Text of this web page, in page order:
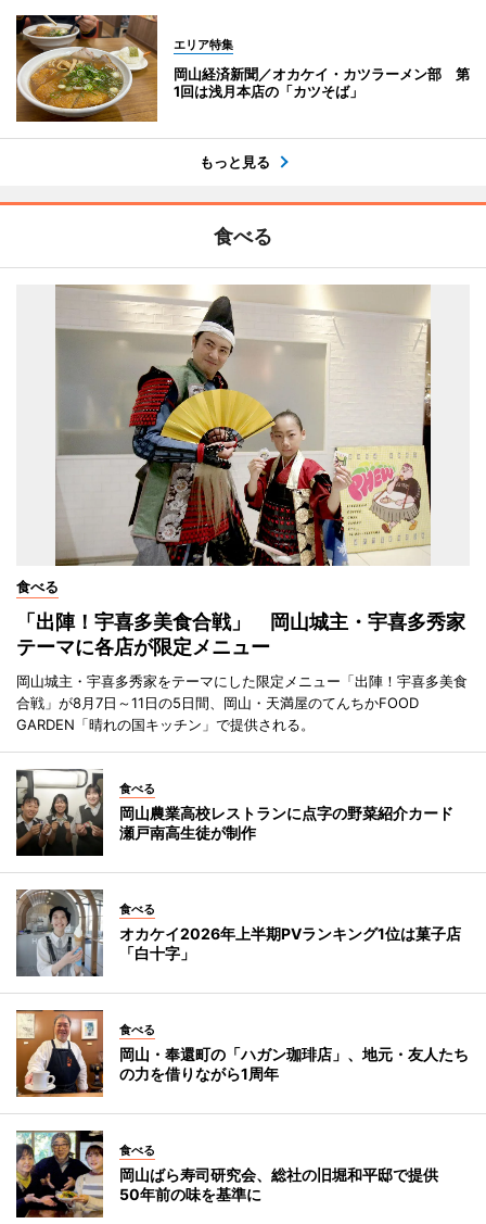
エリア特集
岡山経済新聞／オカケイ・カツラーメン部 第
1回は浅月本店の「カツそば」
もっと見る
食べる
食べる
「出陣！宇喜多美食合戦」 岡山城主・宇喜多秀家
テーマに各店が限定メニュー
岡山城主・宇喜多秀家をテーマにした限定メニュー「出陣！宇喜多美食
合戦」が8月7日～11日の5日間、岡山・天満屋のてんちかFOOD
GARDEN「晴れの国キッチン」で提供される。
食べる
岡山農業高校レストランに点字の野菜紹介カード
瀬戸南高生徒が制作
食べる
オカケイ2026年上半期PVランキング1位は菓子店
「白十字」
食べる
岡山・奉還町の「ハガン珈琲店」、地元・友人たち
の力を借りながら1周年
食べる
岡山ばら寿司研究会、総社の旧堀和平邸で提供
50年前の味を基準に